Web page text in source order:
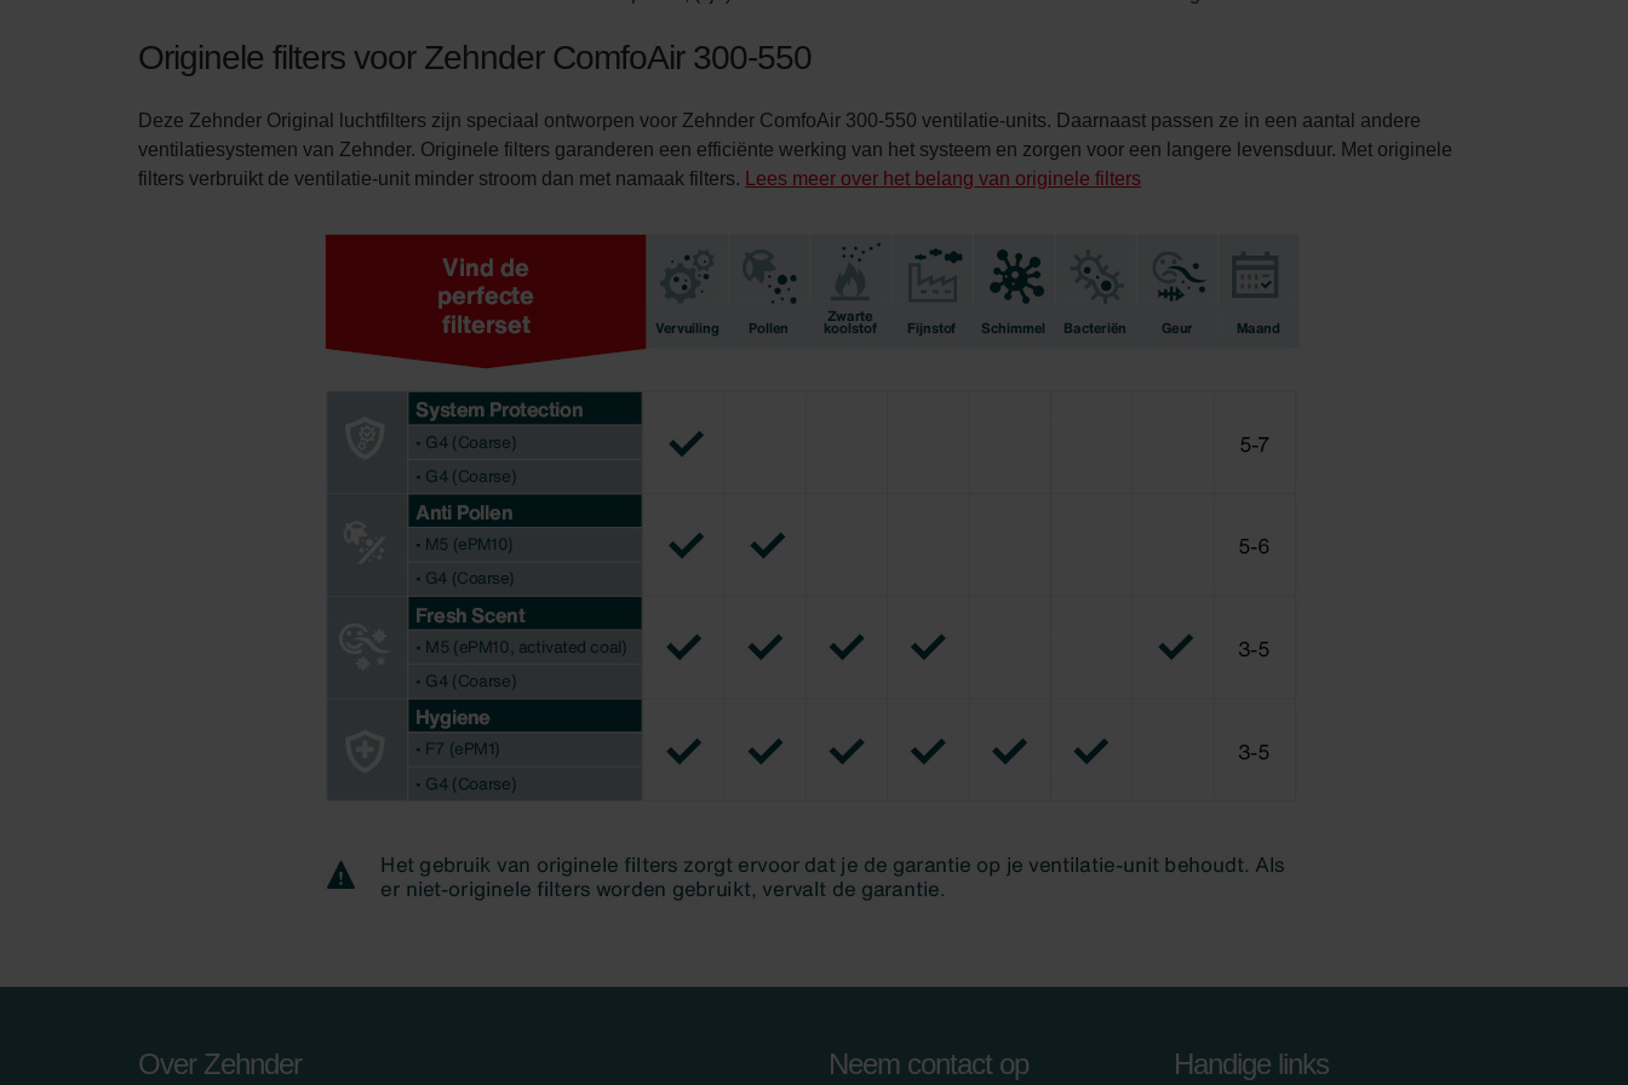
Originele filters voor Zehnder ComfoAir 300-550
Deze Zehnder Original luchtfilters zijn speciaal ontworpen voor Zehnder ComfoAir 300-550 ventilatie-units. Daarnaast passen ze in een aantal andere
ventilatiesystemen van Zehnder. Originele filters garanderen een efficiënte werking van het systeem en zorgen voor een langere levensduur. Met originele
filters verbruikt de ventilatie-unit minder stroom dan met namaak filters.
Lees meer over het belang van originele filters
Over Zehnder Neem contact op Handige links